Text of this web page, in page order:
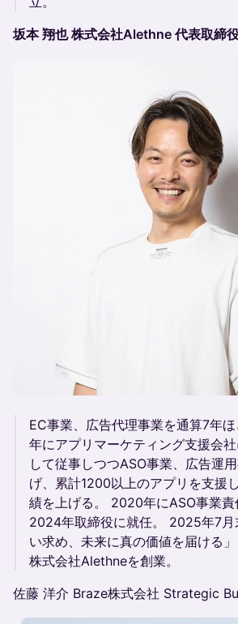
坂本 翔也 株式会社Alethne 代表取締
EC事業、広告代理事業を通算7年
年にアプリマーケティング支援会
して従事しつつASO事業、広告運
げ、累計1200以上のアプリを支援
績を上げる。 2020年にASO事業責
2024年取締役に就任。 2025年7月
い求め、未来に真の価値を届ける」
株式会社Alethneを創業。
佐藤 洋介 Braze株式会社 Strategic